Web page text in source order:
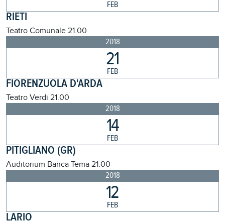
FEB
RIETI
Teatro Comunale 21.00
2018
21
FEB
FIORENZUOLA D'ARDA
Teatro Verdi 21.00
2018
14
FEB
PITIGLIANO (GR)
Auditorium Banca Tema 21.00
2018
12
FEB
LARIO